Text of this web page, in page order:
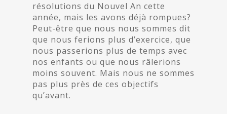
résolutions du Nouvel An cette
année, mais les avons déjà rompues?
Peut-être que nous nous sommes dit
que nous ferions plus d’exercice, que
nous passerions plus de temps avec
nos enfants ou que nous râlerions
moins souvent. Mais nous ne sommes
pas plus près de ces objectifs
qu’avant.